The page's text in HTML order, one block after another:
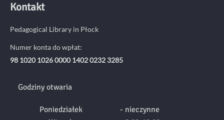
Kontakt
Pedagogical Library in Płock
Numer konta do wpłat:
98 1020 1026 0000 1402 0232 3285
Godziny otwaria
Poniedziałek
- nieczynne